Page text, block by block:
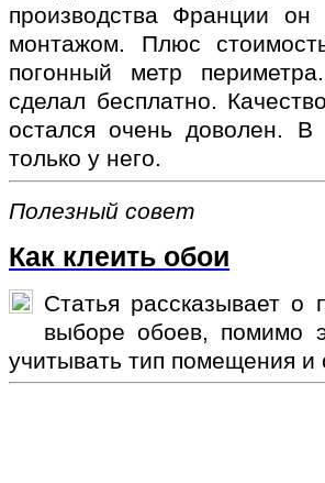
производства Франции
монтажом. Плюс
погонный метр
сделал бесплатно.
остался очень доволен. В
только у него.
Полезный совет
Как клеить обои
Статья рассказывает о
выборе обоев, помимо
учитывать тип помещения и